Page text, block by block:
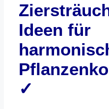
Ideen für
✓